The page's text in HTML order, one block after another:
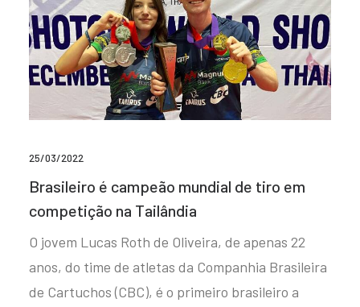
25/03/2022
Brasileiro é campeão mundial de tiro em
competição na Tailândia
O jovem Lucas Roth de Oliveira, de apenas 22
anos, do time de atletas da Companhia Brasileira
de Cartuchos (CBC), é o primeiro brasileiro a